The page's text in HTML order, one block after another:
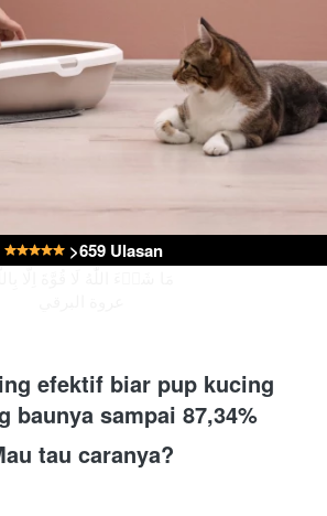
>659 Ulasan
efektif biar pup kucing
baunya sampai 87,34%
tau caranya?